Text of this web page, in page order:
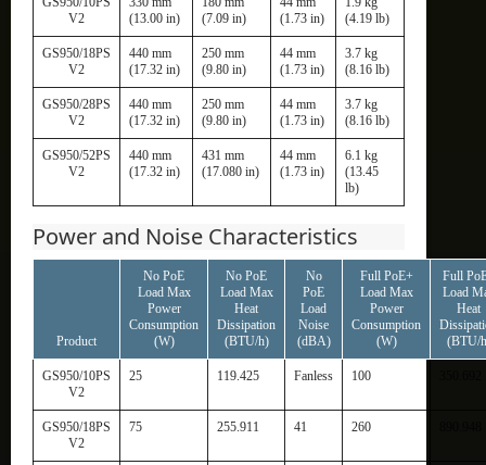
V2
(13.00 in)
(7.09 in)
(1.73 in)
(4.19 lb)
GS950/18PS
V2
440 mm
(17.32 in)
250 mm
(9.80 in)
44 mm
(1.73 in)
3.7 kg
(8.16 lb)
GS950/28PS
V2
440 mm
(17.32 in)
250 mm
(9.80 in)
44 mm
(1.73 in)
3.7 kg
(8.16 lb)
GS950/52PS
V2
440 mm
(17.32 in)
431 mm
(17.080 in)
44 mm
(1.73 in)
6.1 kg
(13.45
lb)
Power and Noise Characteristics
Product
No PoE
Load Max
Power
Consumption
(W)
No PoE
Load Max
Heat
Dissipation
(BTU/h)
No
PoE
Load
Noise
(dBA)
Full PoE+
Load Max
Power
Consumption
(W)
Full
Load
Heat
(BTU/
GS950/10PS
V2
25 119.425 Fanless 100
GS950/18PS
V2
75 255.911 41 260